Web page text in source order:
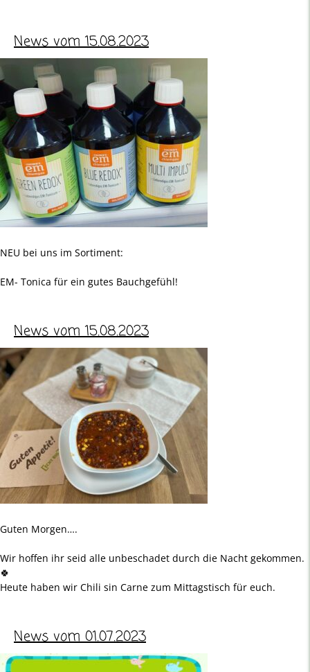
News vom 15.08.2023
NEU bei uns im Sortiment:
EM- Tonica für ein gutes Bauchgefühl!
News vom 15.08.2023
Guten Morgen….
Wir hoffen ihr seid alle unbeschadet durch die Nacht gekommen.
🍀
Heute haben wir Chili sin Carne zum Mittagstisch für euch.
News vom 01.07.2023